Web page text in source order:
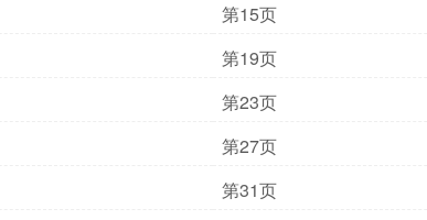
第15页
第19页
第23页
第27页
第31页